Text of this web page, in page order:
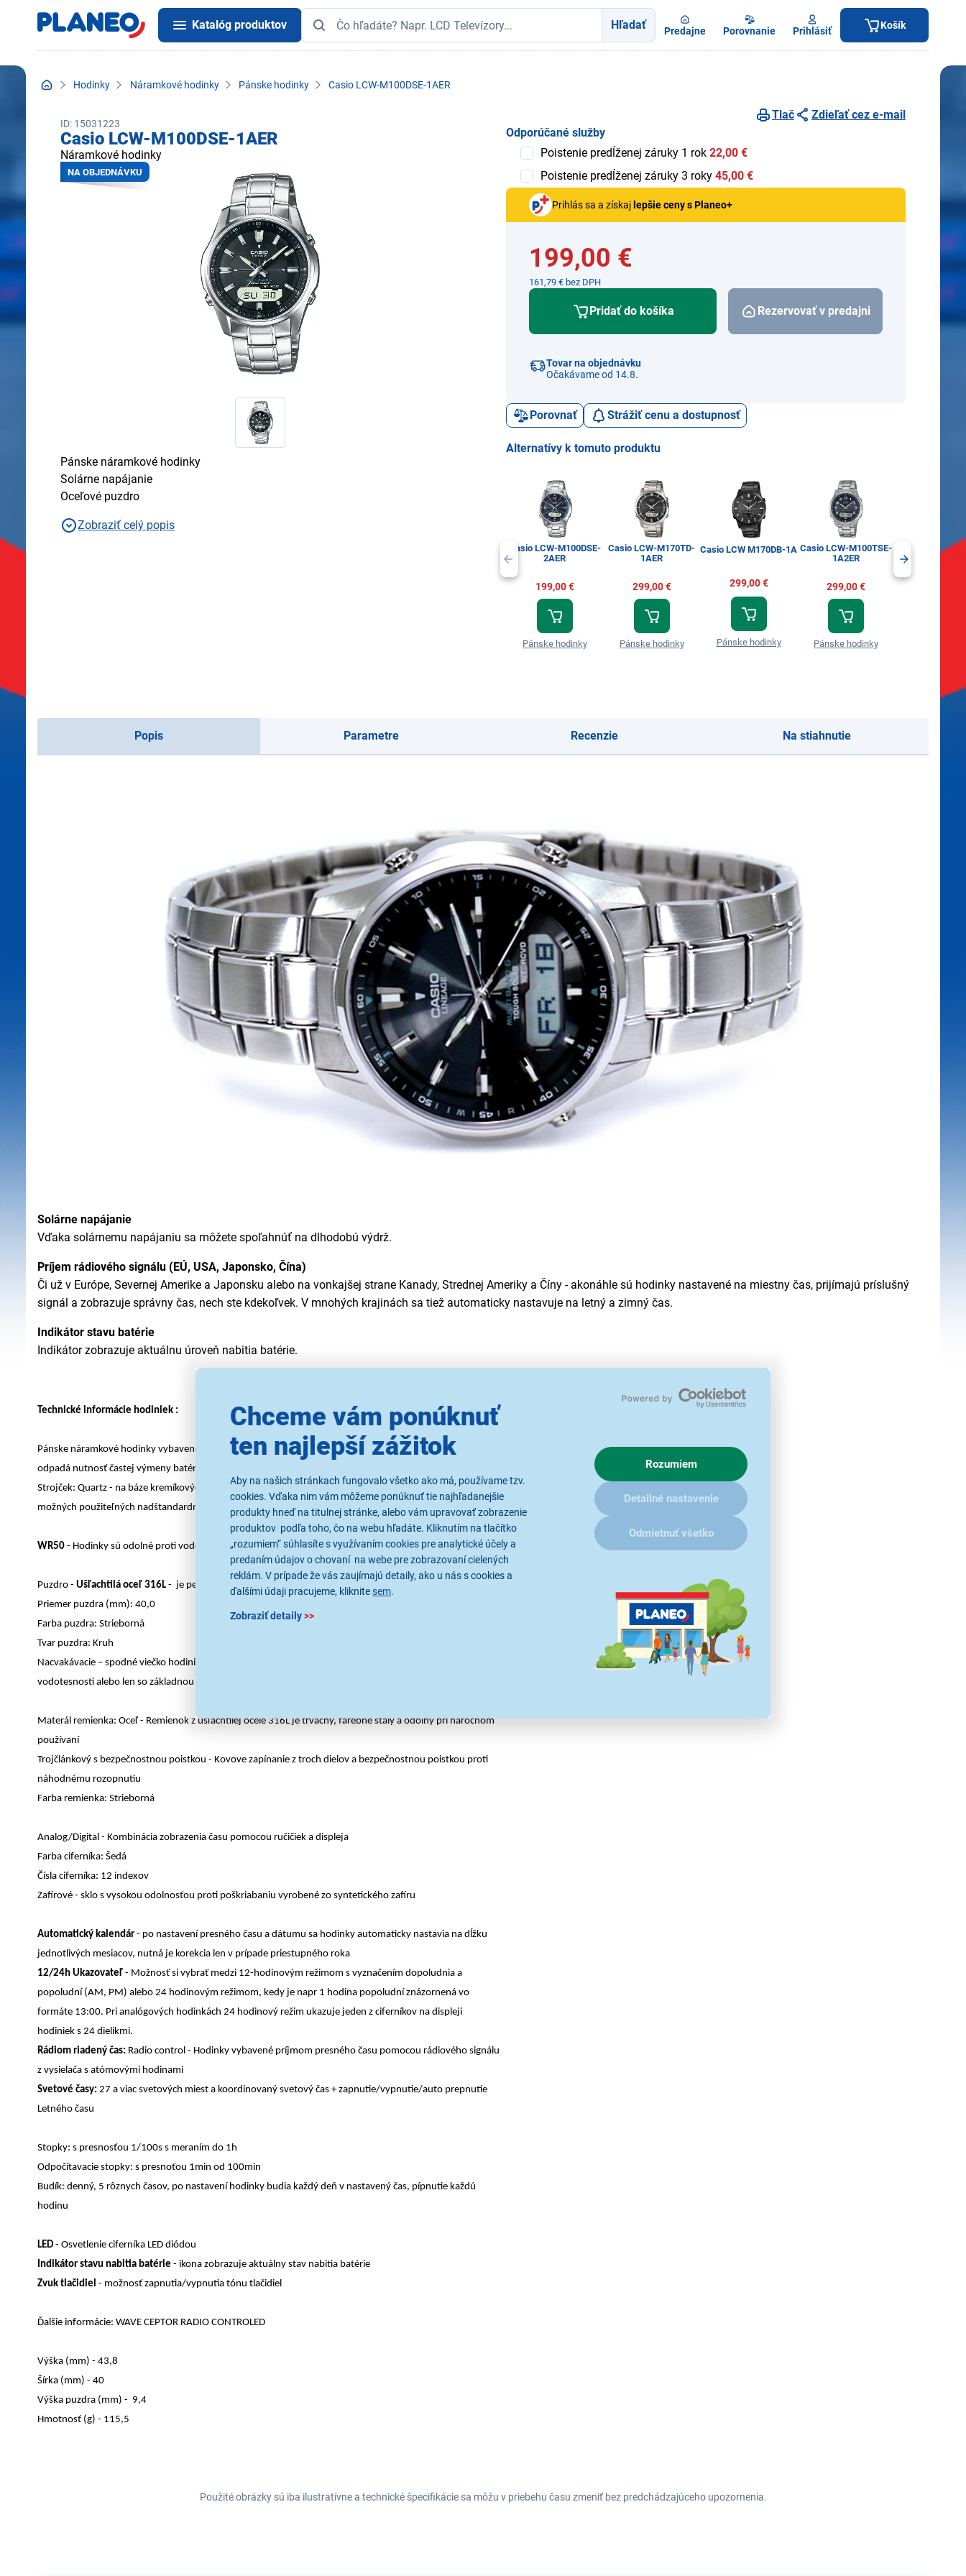
Chceme vám ponúknuť
ten najlepší zážitok
Aby na našich stránkach fungovalo všetko ako má, používame tzv.
cookies. Vďaka nim vám môžeme ponúknuť tie najhľadanejšie
produkty hneď na titulnej stránke, alebo vám upravovať zobrazenie
produktov podľa toho, čo na webu hľadáte. Kliknutím na tlačítko
„rozumiem“ súhlasíte s využívaním cookies pre analytické účely a
predaním údajov o chovaní na webe pre zobrazovaní cielených
reklám. V prípade že vás zaujímajú detaily, ako u nás s cookies a
ďalšími údaji pracujeme, kliknite sem.
Zobraziť detaily>>
Rozumiem
Detailné nastavenie
Odmietnuť všetko
Katalóg produktov Hľadať Predajne Porovnanie Prihlásiť Košík
Hodinky Náramkové hodinky Pánske hodinky Casio LCW-M100DSE-1AER
ID: 15031223
Casio LCW-M100DSE-1AER
Náramkové hodinky
NA OBJEDNÁVKU
Pánske náramkové hodinky
Solárne napájanie
Oceľové puzdro
Zobraziť celý popis
Tlač
Zdieľať cez e-mail
Odporúčané služby
Poistenie predĺženej záruky 1 rok 22,00 €
Poistenie predĺženej záruky 3 roky 45,00 €
Prihlás sa a získaj lepšie ceny s Planeo+
199,00 €
161,79 € bez DPH
Pridať do košíka
Tovar na objednávku
Očakávame od 14.8.
Rezervovať v predajni
Porovnať Strážiť cenu a dostupnosť
Alternatívy k tomuto produktu
Casio LCW-M100DSE-
2AER
199,00 €
Pánske hodinky
Casio LCW-M170TD-
1AER
299,00 €
Pánske hodinky
Casio LCW M170DB-1A
299,00 €
Pánske hodinky
Casio LCW-M100TSE-
1A2ER
299,00 €
Pánske hodinky
Casio LCW-
Popis Parametre Recenzie Na stiahnutie
Solárne napájanie
Vďaka solárnemu napájaniu sa môžete spoľahnúť na dlhodobú výdrž.
Príjem rádiového signálu (EÚ, USA, Japonsko, Čína)
Či už v Európe, Severnej Amerike a Japonsku alebo na vonkajšej strane Kanady, Strednej Ameriky a Číny - akonáhle sú hodinky nastavené na miestny čas, prijímajú príslušný
signál a zobrazuje správny čas, nech ste kdekoľvek. V mnohých krajinách sa tiež automaticky nastavuje na letný a zimný čas.
Indikátor stavu batérie
Indikátor zobrazuje aktuálnu úroveň nabitia batérie.
Technické informácie hodiniek :
Pánske náramkové hodinky vybavené solárnym článkom
, ktorý nabíja batériu pre čo najdlhšiu životnosť,
odpadá nutnosť častej výmeny batérie
Strojček: Quartz - na báze kremíkových kryštálikov vyniká presnosťou, dlhou výdržou a množstvom
možných použiteľných nadštandardných funkcií
WR50 - Hodinky sú odolné proti vode pri sprchovaní
Puzdro - Ušľachtilá oceľ 316L- je pevná, farebne stála a odolná proti oxídácii
Priemer puzdra (mm): 40,0
Farba puzdra: Strieborná
Tvar puzdra: Kruh
Nacvakávacie – spodné viečko hodiniek drží v puzdre pomocou nacvaknutia, používané u modelov bez
vodotesnosti alebo len so základnou odolnosťou proti vlhkosti
Materál remienka: Oceľ - Remienok z ušľachtilej ocele 316L je trvácny, farebne stály a odolný pri náročnom
používaní
Trojčlánkový s bezpečnostnou poistkou - Kovove zapínanie z troch dielov a bezpečnostnou poistkou proti
náhodnému rozopnutiu
Farba remienka: Strieborná
Analog/Digital - Kombinácia zobrazenia času pomocou ručičiek a displeja
Farba ciferníka: Šedá
Čísla ciferníka: 12 indexov
Zafírové - sklo s vysokou odolnosťou proti poškriabaniu vyrobené zo syntetického zafíru
Automatický kalendár - po nastavení presného času a dátumu sa hodinky automaticky nastavia na dĺžku
jednotlivých mesiacov, nutná je korekcia len v prípade priestupného roka
12/24h Ukazovateľ - Možnosť si vybrať medzi 12-hodinovým režimom s vyznačením dopoludnia a
popoludní (AM, PM) alebo 24 hodinovým režimom, kedy je napr 1 hodina popoludní znázornená vo
formáte 13:00. Pri analógových hodinkách 24 hodinový režim ukazuje jeden z ciferníkov na displeji
hodiniek s 24 dielikmi.
Rádiom riadený čas: Radio control - Hodinky vybavené príjmom presného času pomocou rádiového signálu
z vysielača s atómovými hodinami
Svetové časy: 27 a viac svetových miest a koordinovaný svetový čas + zapnutie/vypnutie/auto prepnutie
Letného času
Stopky: s presnosťou 1/100s s meraním do 1h
Odpočítavacie stopky: s presnoťou 1min od 100min
Budík: denný, 5 rôznych časov, po nastavení hodinky budia každý deň v nastavený čas, pípnutie každú
hodinu
LED - Osvetlenie ciferníka LED diódou
Indikátor stavu nabitia batérie - ikona zobrazuje aktuálny stav nabitia batérie
Zvuk tlačidiel - možnosť zapnutia/vypnutia tónu tlačidiel
Ďalšie informácie: WAVE CEPTOR RADIO CONTROLED
Výška (mm) - 43,8
Šírka (mm) - 40
Výška puzdra (mm) - 9,4
Hmotnosť (g) - 115,5
Použité obrázky sú iba ilustratívne a technické špecifikácie sa môžu v priebehu času zmeniť bez predchádzajúceho upozornenia.